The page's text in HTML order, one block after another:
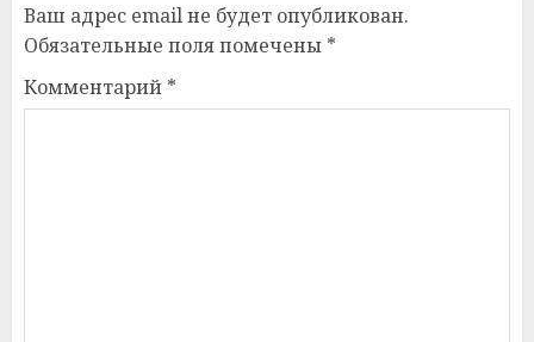
Ваш адрес email не будет опубликован.
Обязательные поля помечены *
Комментарий *